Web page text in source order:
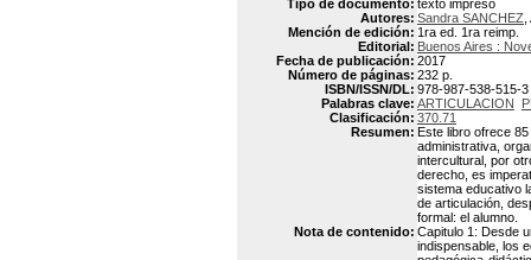
Tipo de documento: texto impreso
Autores: Sandra SANCHEZ
Mención de edición: 1ra ed. 1ra reimp.
Editorial: Buenos Aires :
Fecha de publicación: 2017
Número de páginas: 232 p.
ISBN/ISSN/DL: 978-987-538-515-3
Palabras clave: ARTICULACION
Clasificación: 370.71
Resumen: Este libro ofrece
administrativa,
intercultural, por
derecho, es
sistema educativo
de articulación,
formal: el alumno.
Nota de contenido: Capitulo 1: Desde
indispensable, los